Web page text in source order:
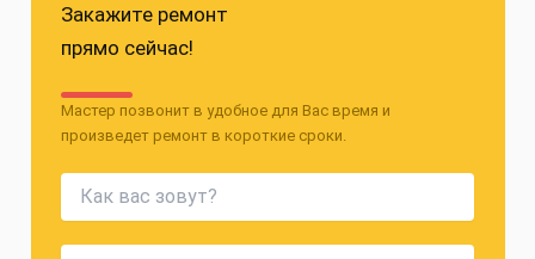
Закажите ремонт
прямо сейчас!
Мастер позвонит в удобное для Вас время и
произведет ремонт в короткие сроки.